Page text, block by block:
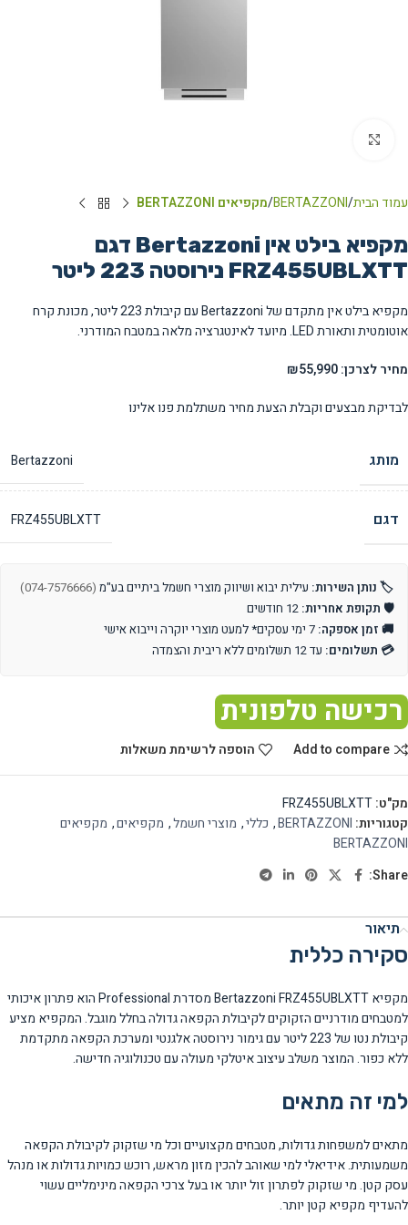
עמוד הבית BERTAZZONI מקפיאים BERTAZZONI
מקפיא בילט אין Bertazzoni דגם
FRZ455UBLXTT נירוסטה ‏223 ‏ליטר
מקפיא בילט אין מתקדם של Bertazzoni עם קיבולת 223 ליטר, מכונת קרח
אוטומטית ותאורת LED. מיועד לאינטגרציה מלאה במטבח המודרני.
מחיר לצרכן: ₪55,990
לבדיקת מבצעים וקבלת הצעת מחיר משתלמת פנו אלינו
מותג Bertazzoni
דגם FRZ455UBLXTT
🏷️ נותן השירות: עילית יבוא ושיווק מוצרי חשמל ביתיים בע"מ (074-7576666)
🛡️ תקופת אחריות:
🚚 זמן אספקה:
💳 תשלומים: עד 12 תשלומים ללא ריבית והצמדה
רכישה טלפונית
Add to compare הוספה לרשימת משאלות
מק"ט:FRZ455UBLXTT
קטגוריות: BERTAZZONI
, כללי, מוצרי חשמל, מקפיאים, מקפיאים
BERTAZZONI
Share:
תיאור
סקירה כללית
מקפיא Bertazzoni FRZ455UBLXTT מסדרת Professional הוא פתרון איכותי
למטבחים מודרניים הזקוקים לקיבולת הקפאה גדולה בחלל מוגבל. המקפיא מציע
קיבולת נטו של 223 ליטר עם גימור נירוסטה אלגנטי ומערכת הקפאה מתקדמת
ללא כפור. המוצר משלב עיצוב איטלקי מעולה עם טכנולוגיה חדישה.
למי זה מתאים
מתאים למשפחות גדולות, מטבחים מקצועיים וכל מי שזקוק לקיבולת הקפאה
משמעותית. אידיאלי למי שאוהב להכין מזון מראש, רוכש כמויות גדולות או מנהל
עסק קטן. מי שזקוק לפתרון זול יותר או בעל צרכי הקפאה מינימליים עשוי
להעדיף מקפיא קטן יותר.